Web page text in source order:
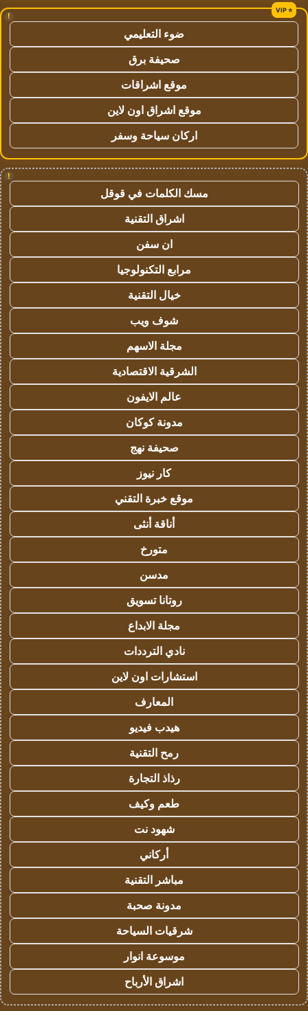
!
ضوء التعليمي
صحيفة برق
موقع اشراقات
موقع اشراق اون لاين
اركان سياحة وسفر
!
مسك الكلمات في قوقل
اشراق التقنية
ان سفن
مرابع التكنولوجيا
خيال التقنية
شوف ويب
مجلة الاسهم
الشرقية الاقتصادية
عالم الايفون
مدونة كوكان
صحيفة نهج
كار نيوز
موقع خبرة التقني
أناقة أنثى
متورخ
مدسن
روتانا تسويق
مجلة الابداع
نادي الترددات
استشارات اون لاين
المعارف
هيدب فيديو
رمح التقنية
رذاذ التجارة
طعم وكيف
شهود نت
أركاني
مباشر التقنية
مدونة صحبة
شرقيات السياحة
موسوعة انوار
اشراق الأرباح